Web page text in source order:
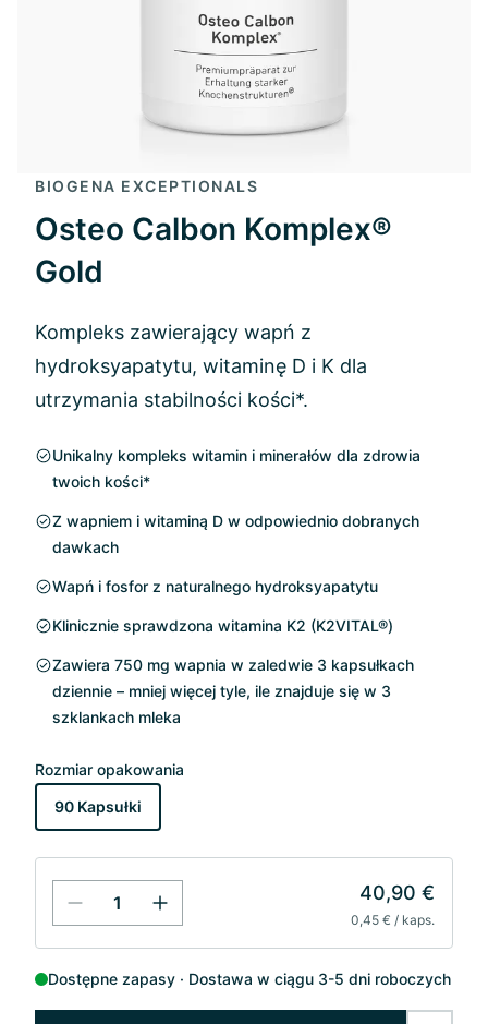
BIOGENA EXCEPTIONALS
Osteo Calbon Komplex®
Gold
Kompleks zawierający wapń z
hydroksyapatytu, witaminę D i K dla
utrzymania stabilności kości*.
Unikalny kompleks witamin i minerałów dla zdrowia
twoich kości*
Z wapniem i witaminą D w odpowiednio dobranych
dawkach
Wapń i fosfor z naturalnego hydroksyapatytu
Klinicznie sprawdzona witamina K2 (K2VITAL®)
Zawiera 750 mg wapnia w zaledwie 3 kapsułkach
dziennie – mniej więcej tyle, ile znajduje się w 3
szklankach mleka
Rozmiar opakowania
90 Kapsułki
40,90 €
0,45 € / kaps.
Dostępne zapasy Dostawa w ciągu 3-5 dni roboczych